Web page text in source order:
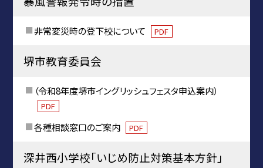
非常変災時の登下校について PDF
堺市教育委員会
（令和8年度堺市イングリッシュフェスタ申込案内）
PDF
各種相談窓口のご案内 PDF
深井西小学校「いじめ防止対策基本方針」